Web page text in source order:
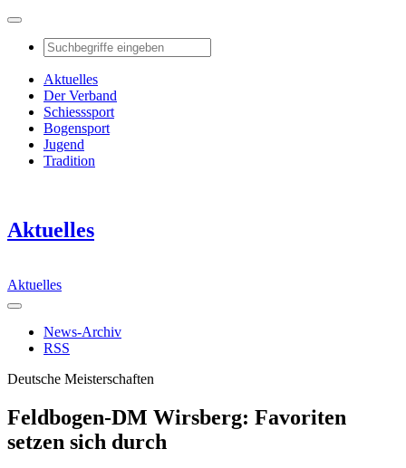
Aktuelles
Der Verband
Schiesssport
Bogensport
Jugend
Tradition
Aktuelles
Aktuelles
News-Archiv
RSS
Deutsche Meisterschaften
Feldbogen-DM Wirsberg: Favoriten
setzen sich durch